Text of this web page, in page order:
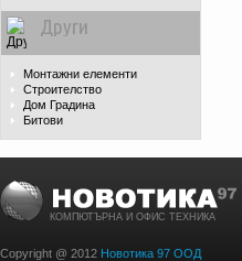
Други
Монтажни елементи
Строителство
Дом Градина
Битови
КОМПЮТЪРНА И ОФИС ТЕХНИКА
Copyright @ 2012 Новотика 97 ООД